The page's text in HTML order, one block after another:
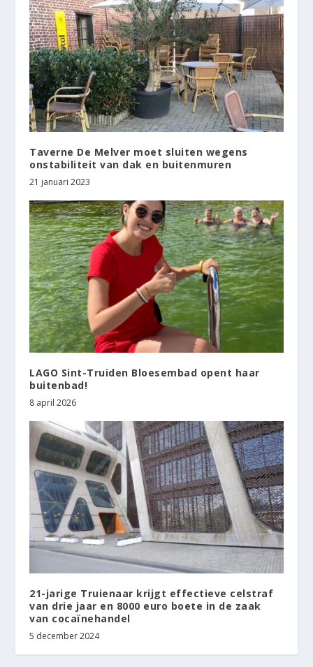
Taverne De Melver moet sluiten wegens
onstabiliteit van dak en buitenmuren
21 januari 2023
LAGO Sint-Truiden Bloesembad opent haar
buitenbad!
8 april 2026
21-jarige Truienaar krijgt effectieve celstraf
van drie jaar en 8000 euro boete in de zaak
van cocaïnehandel
5 december 2024